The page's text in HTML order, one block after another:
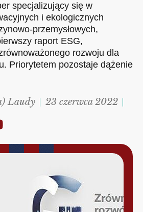
specjalizujący się w
i ekologicznych
przemysłowych,
raport ESG,
rozwoju dla
Priorytetem pozostaje dążenie
Laudy
23 czerwca 2022